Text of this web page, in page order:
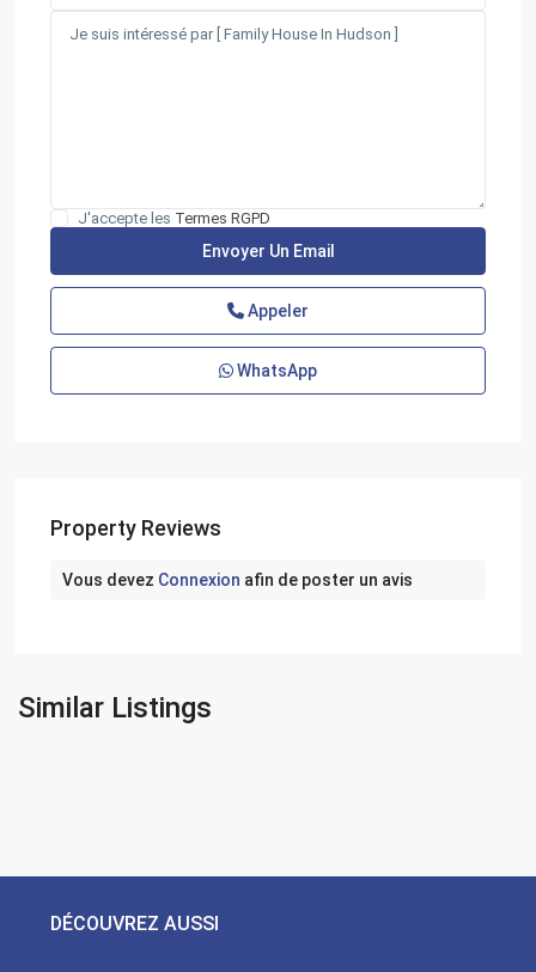
J'accepte les Termes RGPD
Appeler
WhatsApp
Property Reviews
Vous devez Connexion afin de poster un avis
Similar Listings
DÉCOUVREZ AUSSI